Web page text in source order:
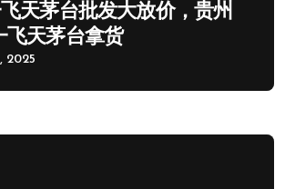
天茅台批发大放价，贵州
飞天茅台拿货
2025